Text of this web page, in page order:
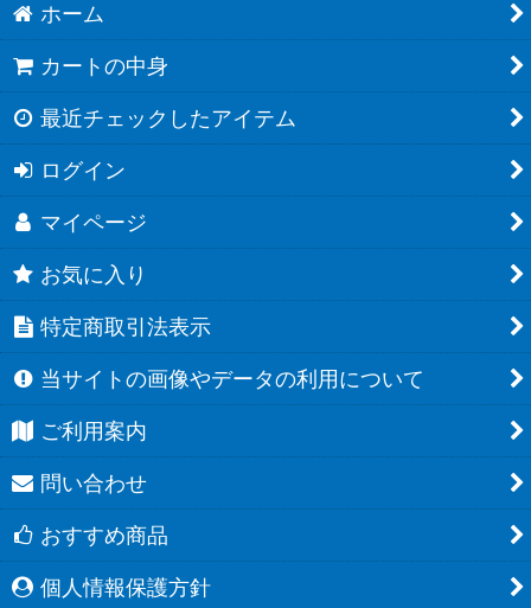
ホーム
カートの中身
最近チェックしたアイテム
ログイン
マイページ
お気に入り
特定商取引法表示
当サイトの画像やデータの利用について
ご利用案内
問い合わせ
おすすめ商品
個人情報保護方針